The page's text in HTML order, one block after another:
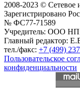
2008-2023 © Сетевое
Зарегистрировано
№ ФС77-71589
Учредитель: ООО
Главный редактор:
тел./факс: +7 (499)
Пользовательское
конфиденциальности